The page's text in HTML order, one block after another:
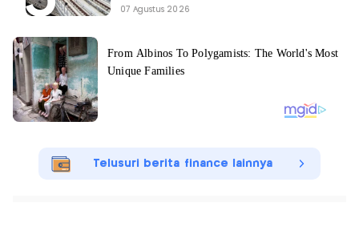
07 Agustus 2026
Telusuri berita finance lainnya